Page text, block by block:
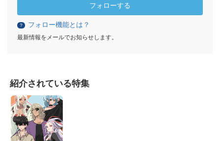
フォローする
？ フォロー機能とは？
最新情報をメールでお知らせします。
紹介されている特集